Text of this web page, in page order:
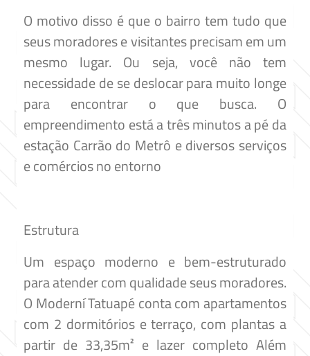
O motivo disso é que o bairro tem tudo que
seus moradores e visitantes precisam em um
mesmo lugar. Ou seja, você não tem
necessidade de se deslocar para muito longe
para encontrar o que busca. O
empreendimento está a três minutos a pé da
estação Carrão do Metrô e diversos serviços
e comércios no entorno
Estrutura
Um espaço moderno e bem-estruturado
para atender com qualidade seus moradores.
O Moderní Tatuapé conta com apartamentos
com 2 dormitórios e terraço, com plantas a
partir de 33,35m² e lazer completo Além